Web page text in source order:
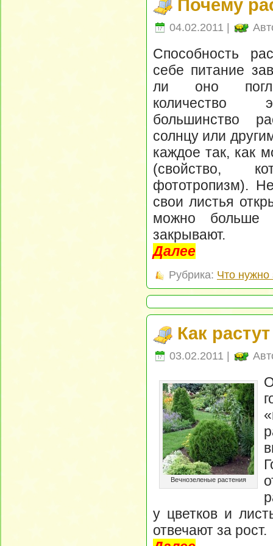
Почему
04.02.2011 |
Способность
себе питание
ли оно
количество
большинство
солнцу или
каждое так, как
(свойство,
фототропизм).
свои листья
можно больше
закрывают.
Далее
Рубрика: Что нужно
Как
03.02.2011 |
Вечнозеленые растения
у цветков и
отвечают за рост.